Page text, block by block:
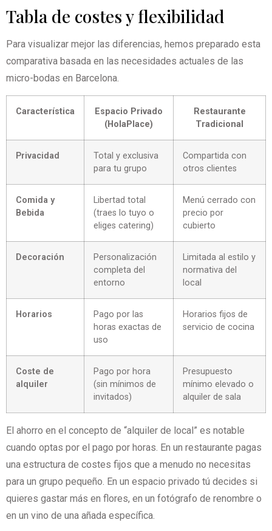
Tabla de costes y flexibilidad
Para visualizar mejor las diferencias, hemos preparado esta
comparativa basada en las necesidades actuales de las
micro-bodas en Barcelona.
Característica
Espacio Privado
(HolaPlace)
Restaurante
Tradicional
Privacidad
Total y exclusiva
para tu grupo
Compartida con
otros clientes
Comida y
Bebida
Libertad total
(traes lo tuyo o
eliges catering)
Menú cerrado con
precio por
cubierto
Decoración
Personalización
completa del
entorno
Limitada al estilo y
normativa del
local
Horarios
Pago por las
horas exactas de
uso
Horarios fijos de
servicio de cocina
Coste de
alquiler
Pago por hora
(sin mínimos de
invitados)
Presupuesto
mínimo elevado o
alquiler de sala
El ahorro en el concepto de “alquiler de local” es notable
cuando optas por el pago por horas. En un restaurante pagas
una estructura de costes fijos que a menudo no necesitas
para un grupo pequeño. En un espacio privado tú decides si
quieres gastar más en flores, en un fotógrafo de renombre o
en un vino de una añada específica.